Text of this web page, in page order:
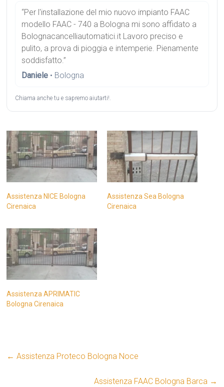
“Per l'installazione del mio nuovo impianto FAAC
modello FAAC - 740 a Bologna mi sono affidato a
Bolognacancelliautomatici.it Lavoro preciso e
pulito, a prova di pioggia e intemperie. Pienamente
soddisfatto.”
Daniele • Bologna
Chiama anche tu e sapremo aiutarti!.
Assistenza NICE Bologna
Cirenaica
Assistenza Sea Bologna
Cirenaica
Assistenza APRIMATIC
Bologna Cirenaica
← Assistenza Proteco Bologna Noce
Assistenza FAAC Bologna Barca →